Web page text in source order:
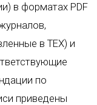
в форматах PDF
в TEX) и
по
приведены